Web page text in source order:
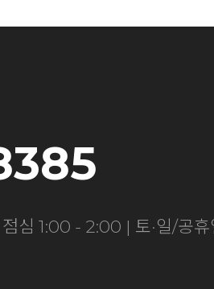
심 1:00 - 2:00 | 토·일/공휴